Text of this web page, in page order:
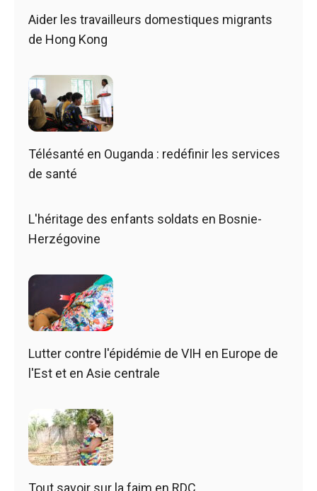
Aider les travailleurs domestiques migrants
de Hong Kong
Télésanté en Ouganda : redéfinir les services
de santé
L'héritage des enfants soldats en Bosnie-
Herzégovine
Lutter contre l'épidémie de VIH en Europe de
l'Est et en Asie centrale
Tout savoir sur la faim en RDC